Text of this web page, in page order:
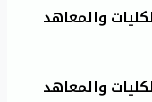
والمعاهد
والمعاهد